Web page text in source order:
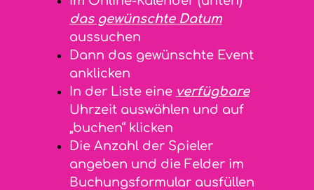
das gewünschte Datum
aussuchen
Dann das gewünschte Event
anklicken
In der Liste eine verfügbare
Uhrzeit auswählen und auf
„buchen“ klicken
Die Anzahl der Spieler
angeben und die Felder im
Buchungsformular ausfüllen